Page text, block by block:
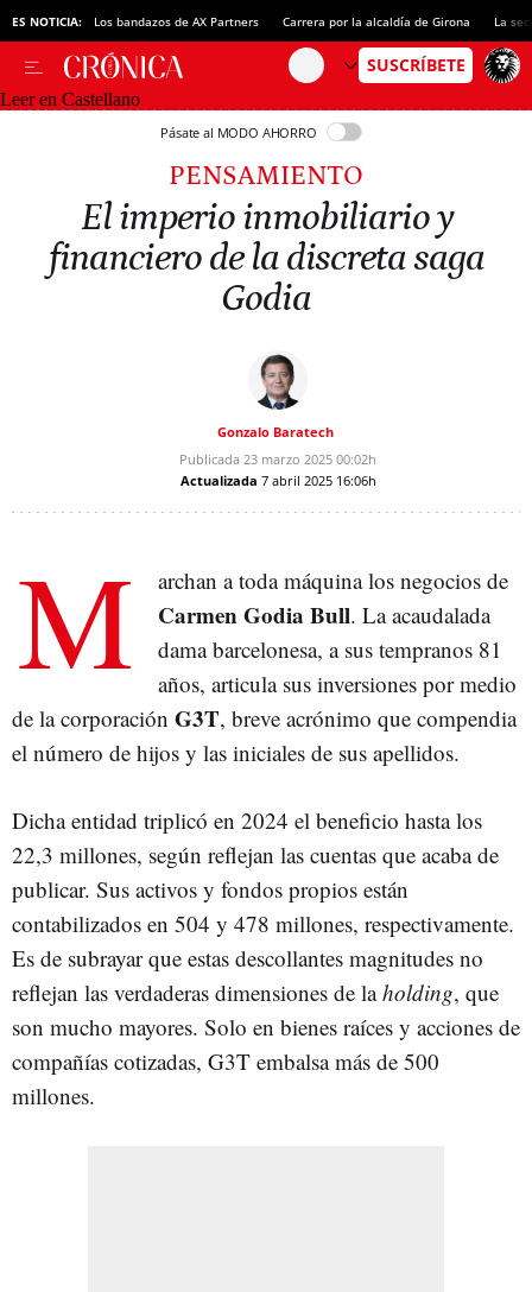
ES NOTICIA: Los bandazos de AX Partners Carrera por la alcaldía de Girona La
Leer en Castellano
Pásate al MODO AHORRO
PENSAMIENTO
El imperio inmobiliario y
financiero de la discreta saga
Godia
Gonzalo Baratech
Publicada 23 marzo 2025 00:02h
Actualizada 7 abril 2025 16:06h
M archan a toda máquina los negocios de
Carmen Godia Bull. La acaudalada
dama barcelonesa, a sus tempranos 81
años, articula sus inversiones por medio
de la corporación G3T, breve acrónimo que compendia
el número de hijos y las iniciales de sus apellidos.
Dicha entidad triplicó en 2024 el beneficio hasta los
22,3 millones, según reflejan las cuentas que acaba de
publicar. Sus activos y fondos propios están
contabilizados en 504 y 478 millones, respectivamente.
Es de subrayar que estas descollantes magnitudes no
reflejan las verdaderas dimensiones de laholding, que
son mucho mayores. Solo en bienes raíces y acciones de
compañías cotizadas, G3T embalsa más de 500
millones.